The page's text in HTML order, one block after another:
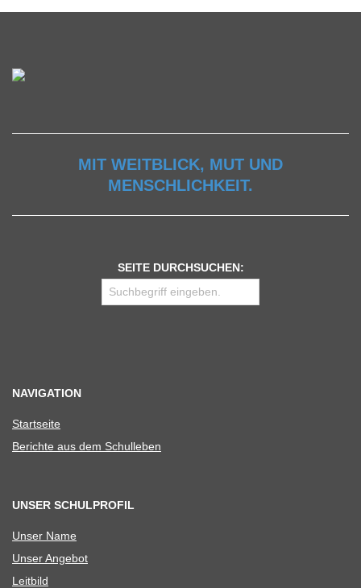
MIT WEITBLICK, MUT UND
MENSCHLICHKEIT.
SEITE DURCHSUCHEN:
NAVIGATION
Start­seite
Berichte aus dem Schulleben
UNSER SCHULPROFIL
Unser Name
Unser Ange­bot
Leit­bild